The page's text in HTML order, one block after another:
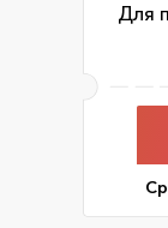
Для